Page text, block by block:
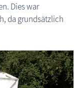
Dies war
da grundsätzlich